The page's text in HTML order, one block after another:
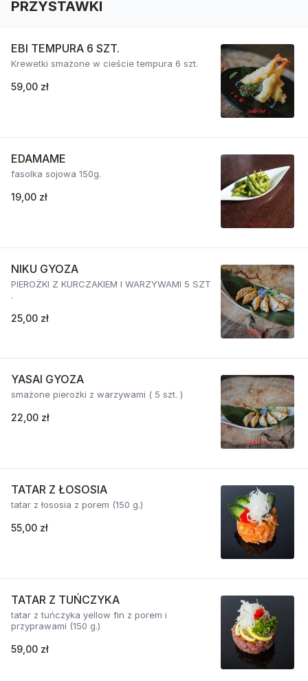
PRZYSTAWKI
EBI TEMPURA 6 SZT.
Krewetki smażone w cieście tempura 6 szt.
59,00 zł
EDAMAME
fasolka sojowa 150g.
19,00 zł
NIKU GYOZA
PIEROŻKI Z KURCZAKIEM I WARZYWAMI 5 SZT
.
25,00 zł
YASAI GYOZA
smażone pierożki z warzywami ( 5 szt. )
22,00 zł
TATAR Z ŁOSOSIA
tatar z łososia z porem (150 g.)
55,00 zł
TATAR Z TUŃCZYKA
tatar z tuńczyka yellow fin z porem i
przyprawami (150 g.)
59,00 zł